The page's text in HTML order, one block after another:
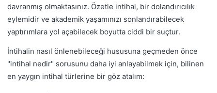
davranmış olmaktasınız. Özetle intihal, bir dolandırıcılık
eylemidir ve akademik yaşamınızı sonlandırabilecek
yaptırımlara yol açabilecek boyutta ciddi bir suçtur.
İntihalin nasıl önlenebileceği hususuna geçmeden önce
"intihal nedir" sorusunu daha iyi anlayabilmek için, bilinen
en yaygın intihal türlerine bir göz atalım: